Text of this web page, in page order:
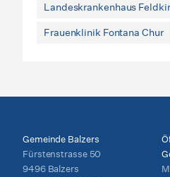
Landeskrankenhaus
Frauenklinik Fontana Chur
Gemeinde Balzers
Fürstenstrasse 50
9496 Balzers